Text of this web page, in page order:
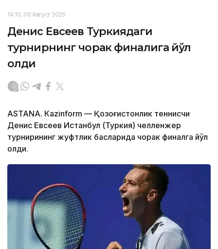
14:10, 06 Август 2026
Денис Евсеев Туркиядаги
турнирнинг чорак финалига йўл
олди
ASTANА. Кazinform — Қозоғистонлик теннисчи
Денис Евсеев Истанбул (Туркия) челленжер
турнирининг жуфтлик баҳсларида чорак финалга йўл
олди.